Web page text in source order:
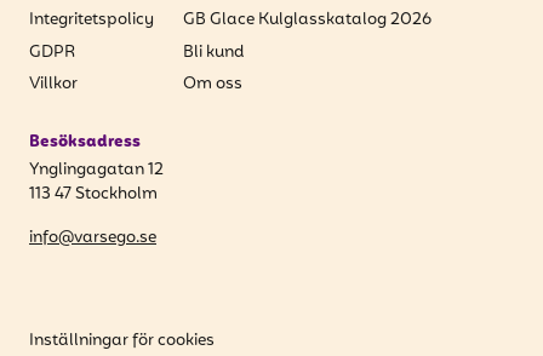
Integritetspolicy
GDPR
Villkor
GB Glace Kulglasskatalog 2026
Bli kund
Om oss
Besöksadress
Ynglingagatan 12
113 47 Stockholm
info@varsego.se
Inställningar för cookies